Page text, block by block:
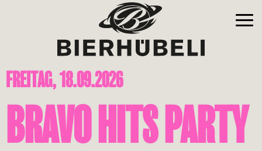
FREITAG, 18.09.2026
BRAVO HITS PARTY